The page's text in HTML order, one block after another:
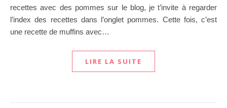
recettes avec des pommes sur le blog, je t’invite à regarder
l’index des recettes dans l’onglet pommes. Cette fois, c’est
une recette de muffins avec…
LIRE LA SUITE